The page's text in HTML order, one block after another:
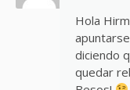
Hola
diciendo
quedar